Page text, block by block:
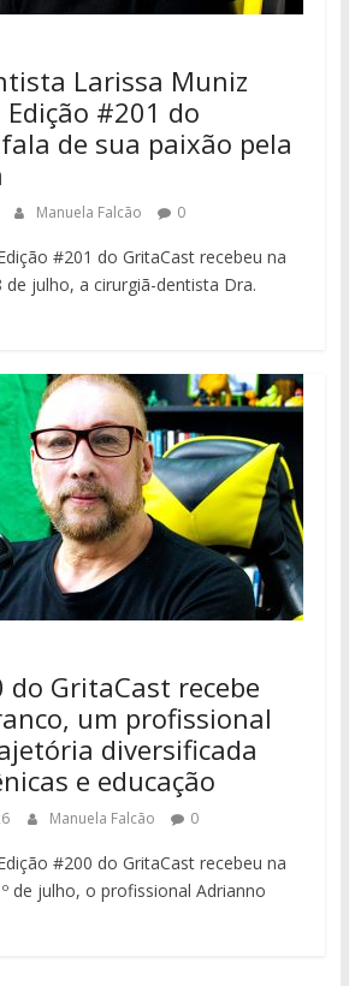
Larissa Muniz
#201 do
de sua paixão pela
Manuela Falcão 0
#201 do GritaCast recebeu na
julho, a cirurgiã-dentista Dra.
do GritaCast recebe
um profissional
diversificada
e educação
Manuela Falcão 0
#200 do GritaCast recebeu na
de julho, o profissional Adrianno